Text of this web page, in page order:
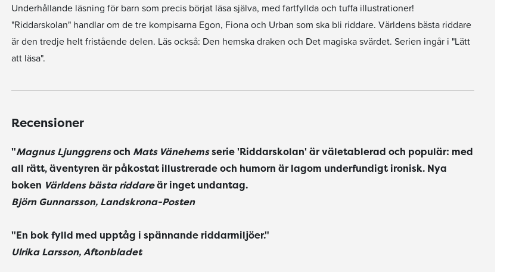
Underhållande läsning för barn som precis börjat läsa själva, med fartfyllda och tuffa illustrationer!
"Riddarskolan" handlar om de tre kompisarna Egon, Fiona och Urban som ska bli riddare. Världens bästa riddare
är den tredje helt fristående delen. Läs också: Den hemska draken och Det magiska svärdet. Serien ingår i "Lätt
att läsa".
Recensioner
"Magnus Ljunggrensoch Mats Vänehemsserie 'Riddarskolan' är väletablerad och populär: med
all rätt, äventyren är påkostat illustrerade och humorn är lagom underfundigt ironisk. Nya
boken Världens bästa riddareär inget undantag.
Björn Gunnarsson, Landskrona-Posten
"En bok fylld med upptåg i spännande riddarmiljöer."
Ulrika Larsson, Aftonbladet